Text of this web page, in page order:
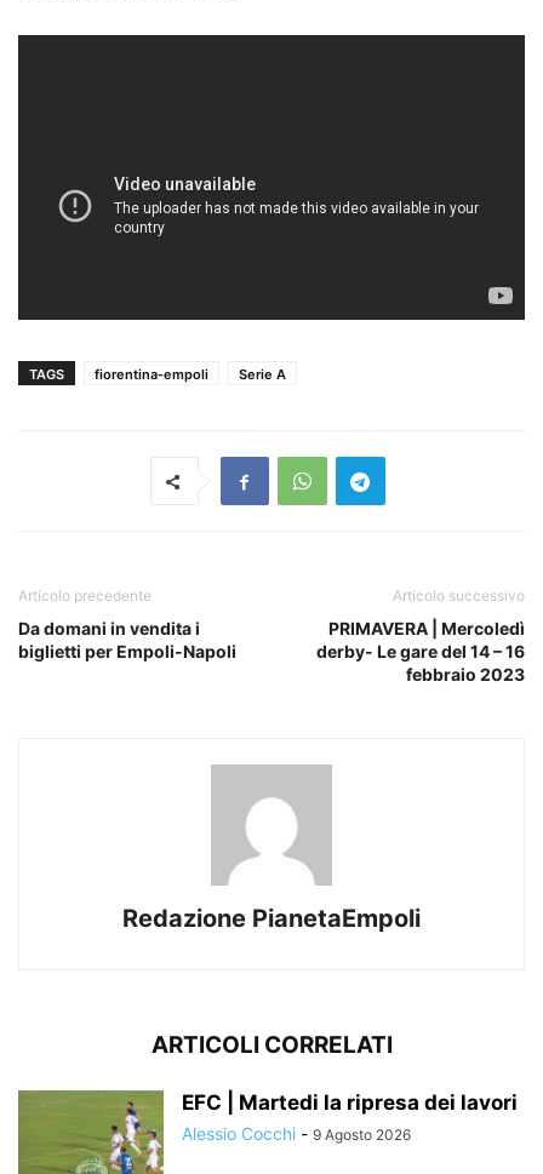
TAGS fiorentina-empoli Serie A
Articolo precedente
Da domani in vendita i
biglietti per Empoli-Napoli
Articolo successivo
PRIMAVERA | Mercoledì
derby- Le gare del 14 – 16
febbraio 2023
Redazione PianetaEmpoli
ARTICOLI CORRELATI
EFC | Martedi la ripresa dei lavori
Alessio Cocchi - 9 Agosto 2026